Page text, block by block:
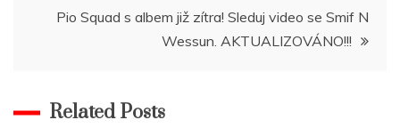
příspěvek
Pio Squad s albem již zítra! Sleduj video se Smif N
Wessun. AKTUALIZOVÁNO!!!
Related Posts